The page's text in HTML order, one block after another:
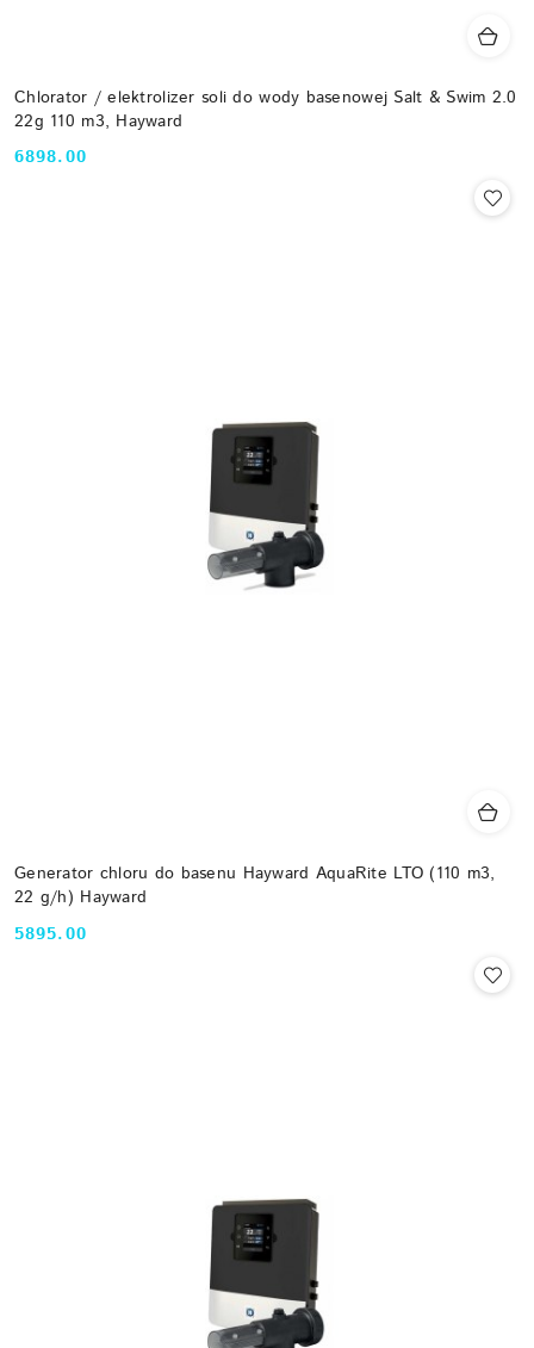
Chlorator / elektrolizer soli do wody basenowej Salt & Swim 2.0
22g 110 m3, Hayward
Cena:
6898.00
Generator chloru do basenu Hayward AquaRite LTO (110 m3,
22 g/h) Hayward
Cena:
5895.00